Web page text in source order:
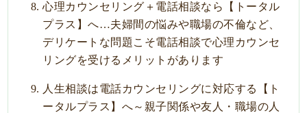
心理カウンセリング＋電話相談なら【トータル
プラス】へ…夫婦間の悩みや職場の不倫など、
デリケートな問題こそ電話相談で心理カウンセ
リングを受けるメリットがあります
人生相談は電話カウンセリングに対応する【ト
ータルプラス】へ～親子関係や友人・職場の人